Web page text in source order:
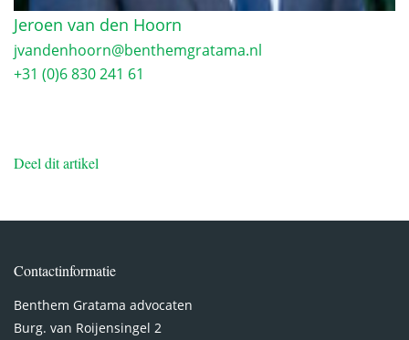
Jeroen van den Hoorn
jvandenhoorn@benthemgratama.nl
+31 (0)6 830 241 61
Deel dit artikel
Contactinformatie
Benthem Gratama advocaten
Burg. van Roijensingel 2